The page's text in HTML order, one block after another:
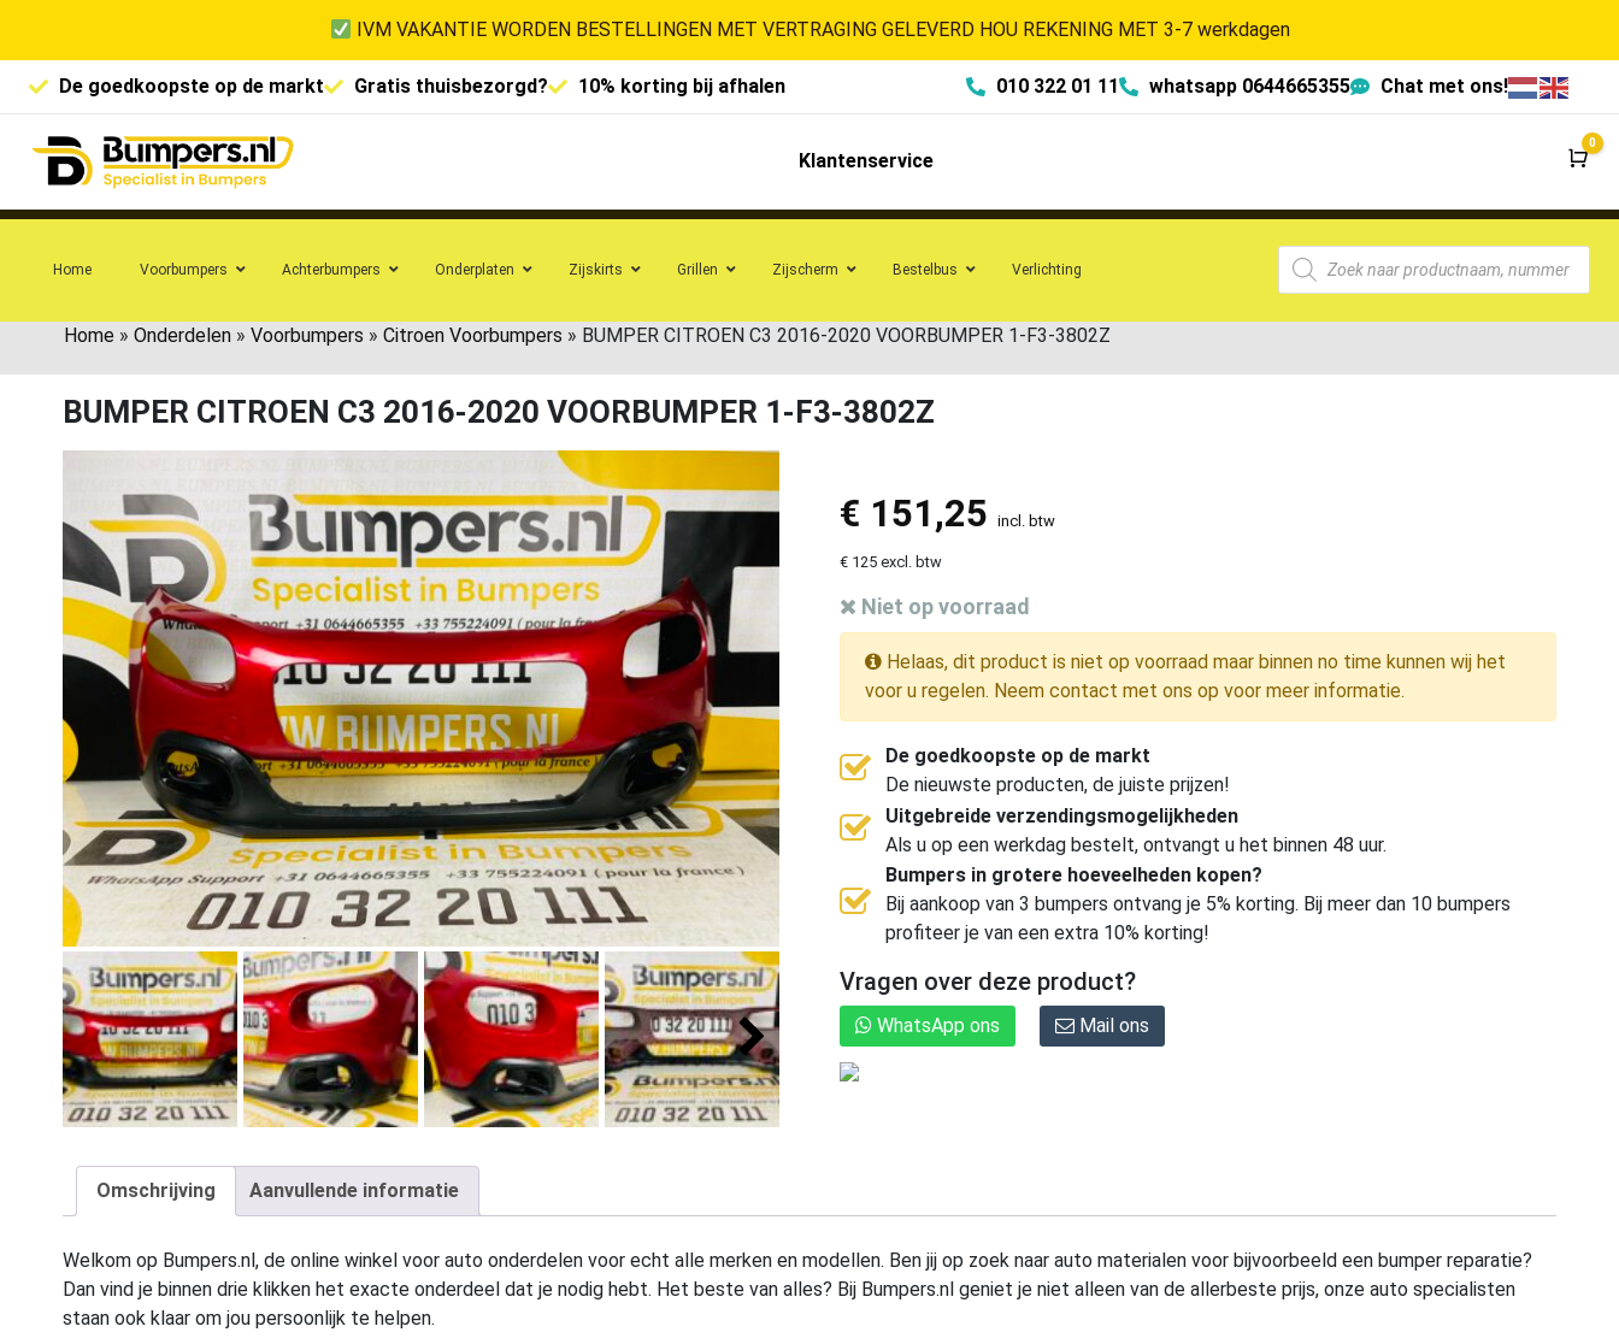
IVM VAKANTIE WORDEN BESTELLINGEN MET VERTRAGING GELEVERD HOU REKENING MET 3-7 werkdagen
De goedkoopste op de markt Gratis thuisbezorgd? 10% korting bij afhalen 010 322 01 11 whatsapp 0644665355 Chat met ons!
Klantenservice
0
Home Voorbumpers Achterbumpers Onderplaten Zijskirts Grillen Zijscherm Bestelbus Verlichting
Home » Onderdelen » Voorbumpers » Citroen Voorbumpers » BUMPER CITROEN C3 2016-2020 VOORBUMPER 1-F3-3802Z
BUMPER CITROEN C3 2016-2020 VOORBUMPER 1-F3-3802Z
€ 151,25 incl. btw
€ 125 excl. btw
Niet op voorraad
Helaas, dit product is niet op voorraad maar binnen no time kunnen wij het
voor u regelen. Neem contact met ons op voor meer informatie.
De goedkoopste op de markt
De nieuwste producten, de juiste prijzen!
Uitgebreide verzendingsmogelijkheden
Als u op een werkdag bestelt, ontvangt u het binnen 48 uur.
Bumpers in grotere hoeveelheden kopen?
Bij aankoop van 3 bumpers ontvang je 5% korting. Bij meer dan 10 bumpers
profiteer je van een extra 10% korting!
Vragen over deze product?
WhatsApp ons Mail ons
Omschrijving Aanvullende informatie
Welkom op Bumpers.nl, de online winkel voor auto onderdelen voor echt alle merken en modellen. Ben jij op zoek naar auto materialen voor bijvoorbeeld een bumper reparatie?
Dan vind je binnen drie klikken het exacte onderdeel dat je nodig hebt. Het beste van alles? Bij Bumpers.nl geniet je niet alleen van de allerbeste prijs, onze auto specialisten
staan ook klaar om jou persoonlijk te helpen.